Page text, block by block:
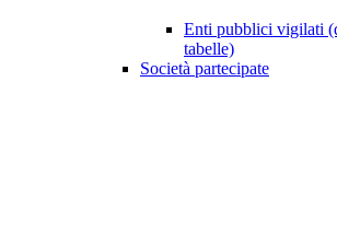
Enti pubblici vigilati
tabelle)
Società partecipate